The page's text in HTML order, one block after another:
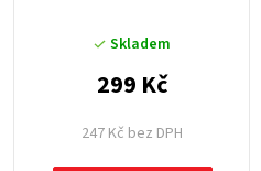
Skladem
247 Kč bez DPH
299 Kč